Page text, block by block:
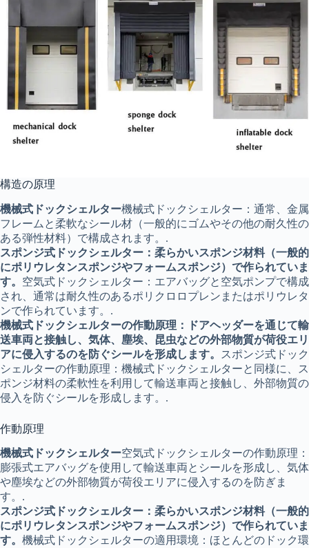
構造の原理
機械式ドックシェルター機械式ドックシェルター：通常、金属
フレームと柔軟なシール材（一般的にゴムやその他の耐久性の
ある弾性材料）で構成されます。.
スポンジ式ドックシェルター：柔らかいスポンジ材料（一般的
にポリウレタンスポンジやフォームスポンジ）で作られていま
す。 空気式ドックシェルター：エアバッグと空気ポンプで構成
され、通常は耐久性のあるポリクロロプレンまたはポリウレタ
ンで作られています。.
機械式ドックシェルターの作動原理：ドアヘッダーを通じて輸
送車両と接触し、気体、塵埃、昆虫などの外部物質が荷役エリ
アに侵入するのを防ぐシールを形成します。
スポンジ式ドック
シェルターの作動原理：機械式ドックシェルターと同様に、ス
ポンジ材料の柔軟性を利用して輸送車両と接触し、外部物質の
侵入を防ぐシールを形成します。.
作動原理
機械式ドックシェルター空気式ドックシェルターの作動原理：
膨張式エアバッグを使用して輸送車両とシールを形成し、気体
や塵埃などの外部物質が荷役エリアに侵入するのを防ぎま
す。.
スポンジ式ドックシェルター：柔らかいスポンジ材料（一般的
にポリウレタンスポンジやフォームスポンジ）で作られていま
す。 機械式ドックシェルターの適用環境：ほとんどのドック環